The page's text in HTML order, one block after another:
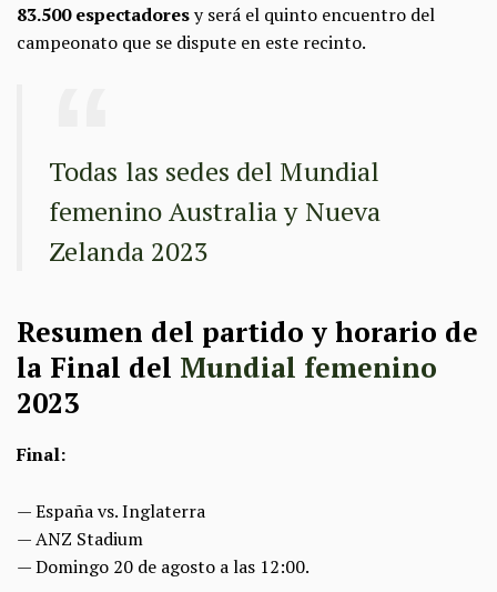
83.500 espectadoresy será el quinto encuentro del
campeonato que se dispute en este recinto.
Todas las sedes del Mundial
femenino Australia y Nueva
Zelanda 2023
Resumen del partido y horario de
la Final del Mundial femenino
2023
Final:
— España vs. Inglaterra
— ANZ Stadium
— Domingo 20 de agosto a las 12:00.